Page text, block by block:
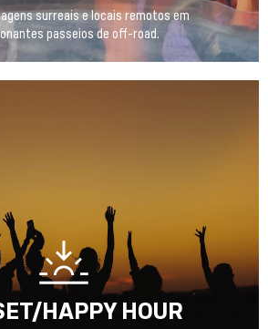
surreais e locais remotos em
passeios de off-road.
HAPPY HOUR